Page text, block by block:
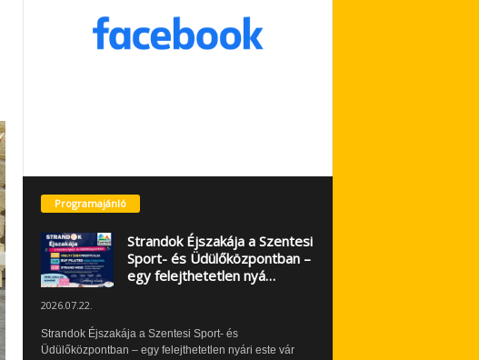
Programajánló
Strandok Éjszakája a Szentesi
Sport- és Üdülőközpontban –
egy felejthetetlen nyá…
2026.07.22.
Strandok Éjszakája a Szentesi Sport- és
Üdülőközpontban – egy felejthetetlen nyári este vár